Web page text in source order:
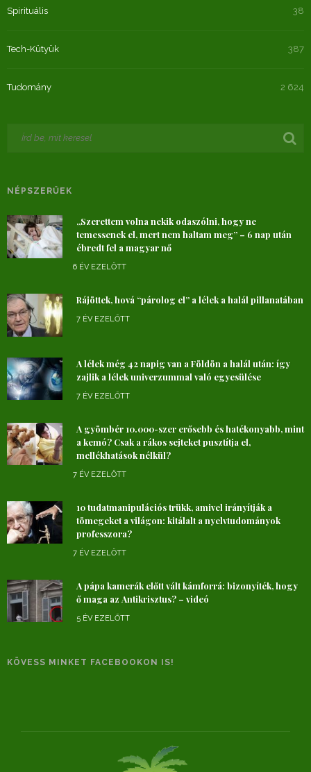
Spirituális 38
Tech-Kütyük 387
Tudomány 2 624
NÉPSZERŰEK
„Szerettem volna nekik odaszólni, hogy ne
temessenek el, mert nem haltam meg” – 6 nap után
ébredt fel a magyar nő
6 ÉV EZELŐTT
Rájöttek, hová “párolog el” a lélek a halál pillanatában
7 ÉV EZELŐTT
A lélek még 42 napig van a Földön a halál után: így
zajlik a lélek univerzummal való egyesülése
7 ÉV EZELŐTT
A gyömbér 10.000-szer erősebb és hatékonyabb, mint
a kemó? Csak a rákos sejteket pusztítja el,
mellékhatások nélkül?
7 ÉV EZELŐTT
10 tudatmanipulációs trükk, amivel irányítják a
tömegeket a világon: kitálalt a nyelvtudományok
professzora?
7 ÉV EZELŐTT
A pápa kamerák előtt vált kámforrá: bizonyíték, hogy
ő maga az Antikrisztus? – videó
5 ÉV EZELŐTT
KÖVESS MINKET FACEBOOKON IS!